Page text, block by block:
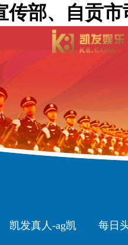
传部、自贡
凯发真人-ag凯 每日